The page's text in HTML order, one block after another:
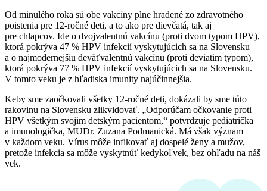
Od minulého roka sú obe vakcíny plne hradené zo zdravotného
poistenia pre 12-ročné deti, a to ako pre dievčatá, tak aj
pre chlapcov. Ide o dvojvalentnú vakcínu (proti dvom typom HPV),
ktorá pokrýva 47 % HPV infekcií vyskytujúcich sa na Slovensku
a o najmodernejšiu deväťvalentnú vakcínu (proti deviatim typom),
ktorá pokrýva 77 % HPV infekcií vyskytujúcich sa na Slovensku.
V tomto veku je z hľadiska imunity najúčinnejšia.
Keby sme zaočkovali všetky 12-ročné deti, dokázali by sme túto
rakovinu na Slovensku zlikvidovať. „Odporúčam očkovanie proti
HPV všetkým svojim detským pacientom,“ potvrdzuje pediatrička
a imunologička, MUDr. Zuzana Podmanická. Má však význam
v každom veku. Vírus môže infikovať aj dospelé ženy a mužov,
pretože infekcia sa môže vyskytnúť kedykoľvek, bez ohľadu na náš
vek.